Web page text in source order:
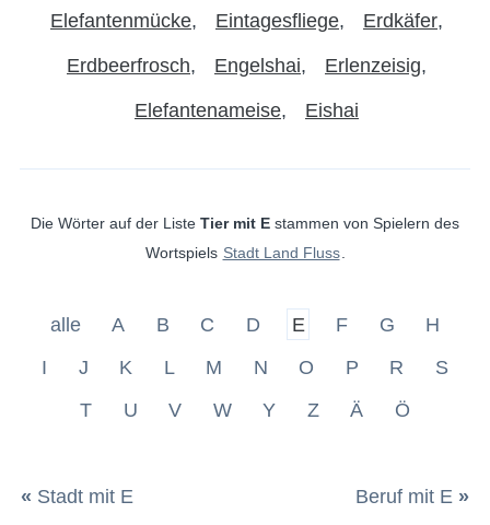
Elefantenmücke Eintagesfliege Erdkäfer
Erdbeerfrosch Engelshai Erlenzeisig
Elefantenameise Eishai
Die Wörter auf der Liste Tier mit E stammen von Spielern des
Wortspiels Stadt Land Fluss
alle A B C D E F G
H
I
J K L M N O P R
S
T
U V W Y Z Ä Ö
« Stadt mit E Beruf mit E »